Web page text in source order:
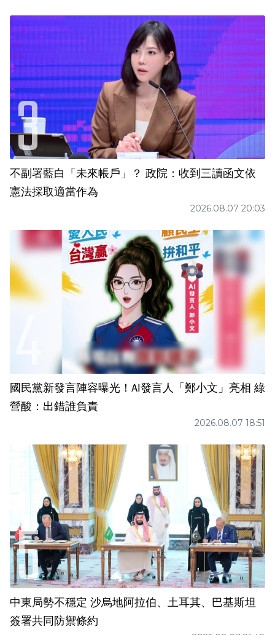
不副署藍白「未來帳戶」？ 政院：收到三讀函文依
憲法採取適當作為
2026.08.07 20:03
國民黨新發言陣容曝光！AI發言人「鄭小文」亮相 綠
營酸：出錯誰負責
2026.08.07 18:51
中東局勢不穩定 沙烏地阿拉伯、土耳其、巴基斯坦
簽署共同防禦條約